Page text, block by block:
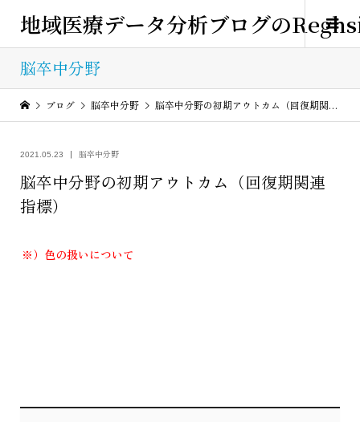
地域医療データ分析ブログの
脳卒中分野
ブログ 脳卒中分野 脳卒中分野の初期アウトカム（回復期関連指標）
2021.05.23 脳卒中分野
脳卒中分野の初期アウトカム（回復期関連
指標）
※）色の扱いについて